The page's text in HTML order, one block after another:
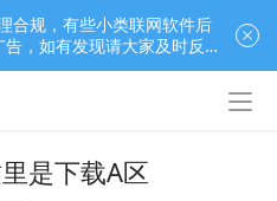
是下载A区
合规，有些小类联网软件后
，如有发现请大家及时反
好的程序应用下载社区！